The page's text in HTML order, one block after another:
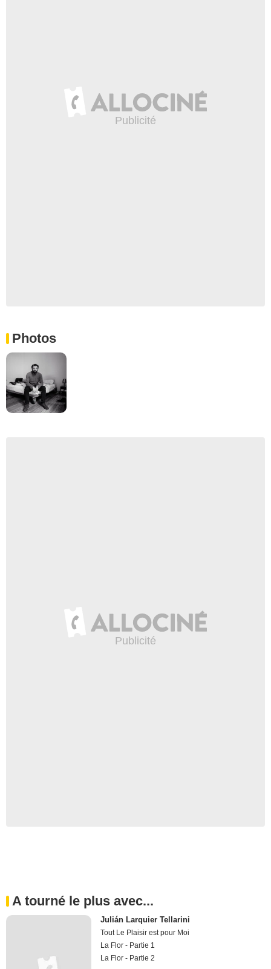
Photos
A tourné le plus avec...
Julián Larquier Tellarini
Tout Le Plaisir est pour Moi
La Flor - Partie 1
La Flor - Partie 2